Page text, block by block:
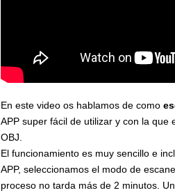
En este video os hablamos de como
APP super fácil de utilizar y con la
OBJ.
El funcionamiento es muy sencillo e
APP, seleccionamos el modo de
proceso no tarda más de 2 minutos.